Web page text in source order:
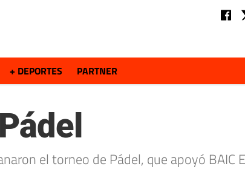
+ DEPORTES PARTNER
el torneo de Pádel, que apoyó BAIC